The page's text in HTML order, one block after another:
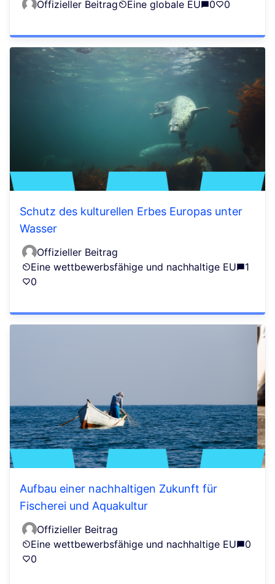
Offizieller Beitrag Eine globale EU 0 0
Schutz des kulturellen Erbes Europas unter
Wasser
Offizieller Beitrag
Eine wettbewerbsfähige und nachhaltige EU
1
0
Aufbau einer nachhaltigen Zukunft für
Fischerei und Aquakultur
Offizieller Beitrag
Eine wettbewerbsfähige und nachhaltige EU
0
0